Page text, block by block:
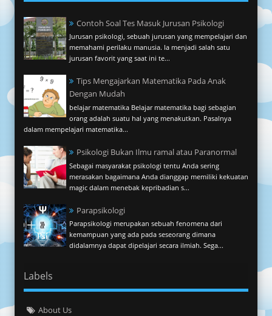
Contoh Soal Tes Masuk Jurusan Psikologi
Jurusan psikologi, sebuah jurusan yang mempelajari dan
memahami perilaku manusia. Ia menjadi salah satu
jurusan favorit yang saat ini te...
Tips Mengajarkan Matematika Pada Anak
Dengan Mudah
belajar matematika Belajar matematika bagi sebagian
orang adalah suatu hal yang menakutkan. Pasalnya
dalam mempelajari matematika...
Psikologi Bukan Ilmu ramal atau Paranormal
Sebagai masyarakat psikologi tentu Anda sering
merasakan bagaimana Anda dianggap memiliki kekuatan
magic dalam menebak kepribadian s...
Parapsikologi
Parapsikologi merupakan sebuah fenomena dari
kemampuan yang ada pada seseorang dimana
didalamnya dapat dipelajari secara ilmiah. Sega...
Labels
About Us